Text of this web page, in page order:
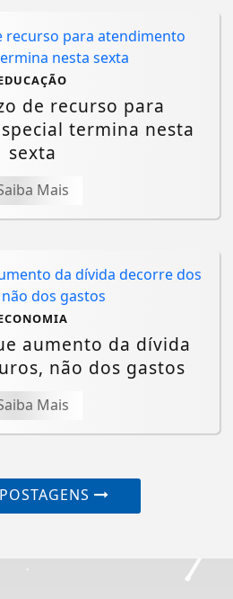
de recurso para
termina nesta
sexta
Mais
aumento da dívida
não dos gastos
Mais